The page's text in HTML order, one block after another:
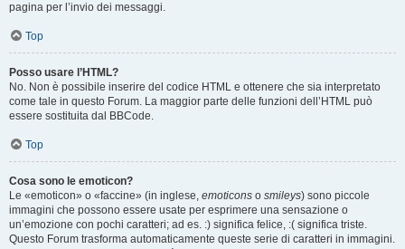
pagina per l’invio dei messaggi.
Top
Posso usare l’HTML?
No. Non è possibile inserire del codice HTML e ottenere che sia interpretato
come tale in questo Forum. La maggior parte delle funzioni dell’HTML può
essere sostituita dal BBCode.
Top
Cosa sono le emoticon?
Le «emoticon» o «faccine» (in inglese, emoticons o smileys) sono piccole
immagini che possono essere usate per esprimere una sensazione o
un’emozione con pochi caratteri; ad es. :) significa felice, :( significa triste.
Questo Forum trasforma automaticamente queste serie di caratteri in immagini.